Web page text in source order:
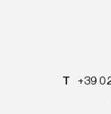
T
+39